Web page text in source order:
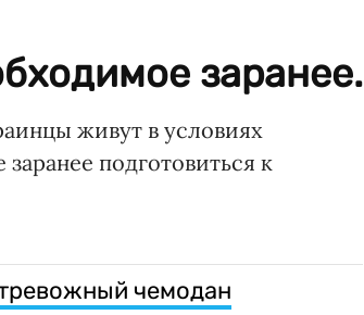
заранее.
живут в условиях
подготовиться к
чемодан